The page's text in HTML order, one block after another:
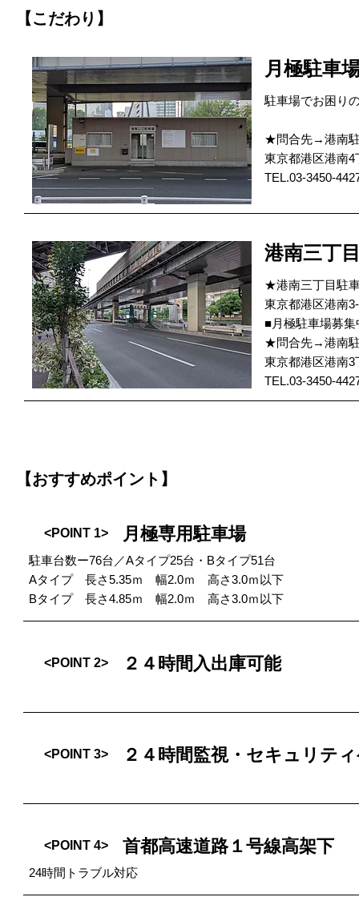
【こだわり】
月極駐車
駐車場でお困り
★問合先→港南
東京都港区港南4
TEL.03-3450-
港南三丁
★港南三丁目駐
東京都港区港南
■月極駐車場募集
★問合先→港南
東京都港区港南3
TEL.03-3450-
【おすすめポイント】
<POINT 1> 月極専用駐車場
駐車台数ー76台／Aタイプ25台・Bタイプ51台
Aタイプ 長さ5.35ｍ 幅2.0ｍ 高さ3.0ｍ以下
Bタイプ 長さ4.85ｍ 幅2.0ｍ 高さ3.0ｍ以下
<POINT 2> ２４時間入出庫可能
<POINT 3> ２４時間監視・セキュリテ
<POINT 4> 首都高速道路１号線高架下
24時間トラブル対応